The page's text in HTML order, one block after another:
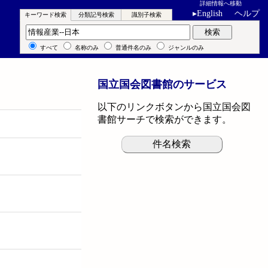
詳細情報へ移動
▸English ヘルプ
キーワード検索 分類記号検索 識別子検索
キーワード検索 検索
すべて 名称のみ 普通件名のみ ジャンルのみ
国立国会図書館のサービス
以下のリンクボタンから国立国会図
書館サーチで検索ができます。
件名検索